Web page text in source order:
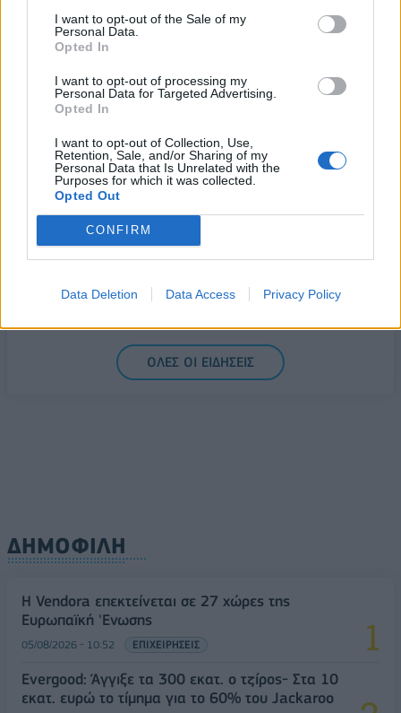
I want to opt-out of the Sale of my
Personal Data.
Opted In
I want to opt-out of processing my
Personal Data for Targeted Advertising.
Opted In
I want to opt-out of Collection, Use,
Retention, Sale, and/or Sharing of my
Personal Data that Is Unrelated with the
Purposes for which it was collected.
Opted Out
CONFIRM
Data Deletion Data Access Privacy Policy
Metlen: Ρεκόρ EBITDA στο α' εξάμηνο, στα 550
εκατ. ευρώ – Καθαρά κέρδη 313 εκατ. ευρώ.
06/08/2026 - 09:12 ΕΠΙΧΕΙΡΗΣΕΙΣ
Ιός Δυτικού Νείλου: Στα 65 τα κρούσματα στην
Ελλάδα – 23 νέα μέσα σε μία εβδομάδα, έξι
θάνατοι
06/08/2026 - 08:54 ΕΛΛΑΔΑ
Disney: Πτώση 34,2% στα καθαρά κέρδη του
εννεαμήνου – Στα 7,28 δισ. δολάρια
06/08/2026 - 08:42 ΕΠΙΧΕΙΡΗΣΕΙΣ
Viohalco: Αυξημένος κατά 14% ο τζίρος στο α'
τα EBITDA
ΟΛΕΣ ΟΙ ΕΙΔΗΣΕΙΣ
ΔΗΜΟΦΙΛΗ
Η Vendora επεκτείνεται σε 27 χώρες της
Ευρωπαϊκή 'Ενωσης
05/08/2026 - 10:52 ΕΠΙΧΕΙΡΗΣΕΙΣ
Evergood: Άγγιξε τα 300 εκατ. ο τζίρος- Στα 10
εκατ. ευρώ το τίμημα για το 60% του Jackaroo